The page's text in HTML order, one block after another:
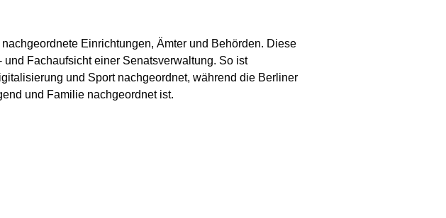
Einrichtungen, Ämter und Behörden. Diese
Fachaufsicht einer Senatsverwaltung. So ist
und Sport nachgeordnet, während die Berliner
und Familie nachgeordnet ist.